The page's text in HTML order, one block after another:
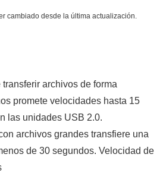
cambiado desde la última actualización.
archivos de forma
promete velocidades hasta 15
las unidades USB 2.0.
archivos grandes transfiere una
de 30 segundos. Velocidad de